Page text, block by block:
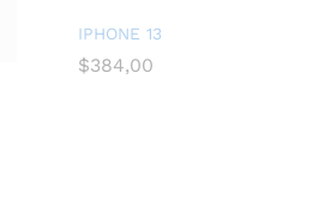
IPHONE 13
$384,00